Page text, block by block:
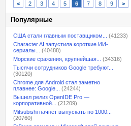
< 2 3 4 5 6 7 8 9 >
Популярные
США стали главным поставщиком...
(41233)
Character.AI запустила короткие ИИ-
сериалы...
(40488)
Морские сражения, крупнейшая...
(34316)
Тысячи сотрудников Google требуют...
(30120)
Chrome для Android стал заметно
плавнее: Google...
(24244)
Вышел релиз OpenIDE Pro —
корпоративной...
(21209)
Mitsubishi начнёт выпускать по 1000...
(20760)